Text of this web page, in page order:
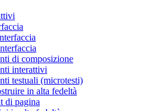
di composizione
interattivi
testuali (microtesti)
in alta fedeltà
di pagina